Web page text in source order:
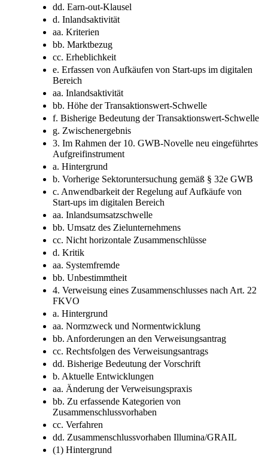
dd. Earn-out-Klausel
d. Inlandsaktivität
aa. Kriterien
bb. Marktbezug
cc. Erheblichkeit
e. Erfassen von Aufkäufen von Start-ups im digitalen
Bereich
aa. Inlandsaktivität
bb. Höhe der Transaktionswert-Schwelle
f. Bisherige Bedeutung der Transaktionswert-Schwelle
g. Zwischenergebnis
3. Im Rahmen der 10. GWB-Novelle neu eingeführtes
Aufgreifinstrument
a. Hintergrund
b. Vorherige Sektoruntersuchung gemäß § 32e GWB
c. Anwendbarkeit der Regelung auf Aufkäufe von
Start-ups im digitalen Bereich
aa. Inlandsumsatzschwelle
bb. Umsatz des Zielunternehmens
cc. Nicht horizontale Zusammenschlüsse
d. Kritik
aa. Systemfremde
bb. Unbestimmtheit
4. Verweisung eines Zusammenschlusses nach Art. 22
FKVO
a. Hintergrund
aa. Normzweck und Normentwicklung
bb. Anforderungen an den Verweisungsantrag
cc. Rechtsfolgen des Verweisungsantrags
dd. Bisherige Bedeutung der Vorschrift
b. Aktuelle Entwicklungen
aa. Änderung der Verweisungspraxis
bb. Zu erfassende Kategorien von
Zusammenschlussvorhaben
cc. Verfahren
dd. Zusammenschlussvorhaben Illumina/GRAIL
(1) Hintergrund